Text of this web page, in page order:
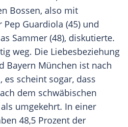
Bossen, also mit
Pep Guardiola (45) und
Sammer (48), diskutierte.
weg. Die Liebesbeziehung
Bayern München ist nach
scheint sogar, dass
dem schwäbischen
umgekehrt. In einer
48,5 Prozent der